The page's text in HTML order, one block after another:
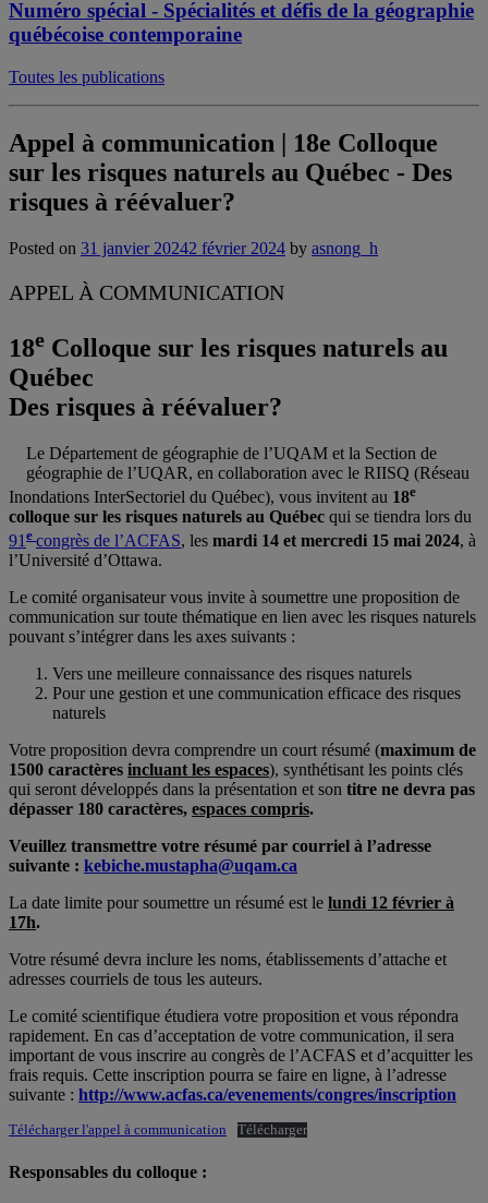
Numéro spécial - Spécialités et défis de la géographie
québécoise contemporaine
Toutes les publications
Appel à communication | 18e Colloque
sur les risques naturels au Québec - Des
risques à réévaluer?
Posted on 31 janvier 20242 février 2024 by asnong_h
APPEL À COMMUNICATION
18e Colloque sur les risques naturels au
Québec
Des risques à réévaluer?
Le Département de géographie de l’UQAM et la Section de
géographie de l’UQAR, en collaboration avec le RIISQ (Réseau
Inondations InterSectoriel du Québec), vous invitent au 18e
colloque sur les risques naturels au Québec qui se tiendra lors du
91 e congrès de l’ACFAS, les mardi 14 et mercredi 15 mai 2024, à
l’Université d’Ottawa.
Le comité organisateur vous invite à soumettre une proposition de
communication sur toute thématique en lien avec les risques naturels
pouvant s’intégrer dans les axes suivants :
Vers une meilleure connaissance des risques naturels
Pour une gestion et une communication efficace des risques
naturels
Votre proposition devra comprendre un court résumé (maximum de
1500 caractères incluant les espaces), synthétisant les points clés
qui seront développés dans la présentation et son titre ne devra pas
dépasser 180 caractères, espaces compris.
Veuillez transmettre votre résumé par courriel à l’adresse
suivante : kebiche.mustapha@uqam.ca
La date limite pour soumettre un résumé est le lundi 12 février à
17h.
Votre résumé devra inclure les noms, établissements d’attache et
adresses courriels de tous les auteurs.
Le comité scientifique étudiera votre proposition et vous répondra
rapidement. En cas d’acceptation de votre communication, il sera
important de vous inscrire au congrès de l’ACFAS et d’acquitter les
frais requis. Cette inscription pourra se faire en ligne, à l’adresse
suivante : http://www.acfas.ca/evenements/congres/inscription
Télécharger l'appel à communication Télécharger
Responsables du colloque :